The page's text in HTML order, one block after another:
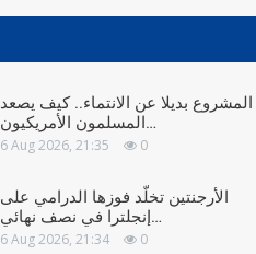
المشروع بديلا عن الانتماء.. كيف يصعد
المسلمون الأمريكيون…
6 Aug 2026, 21:35 0
الأرجنتين تخلّد فوزها الدرامي على
إنجلترا في نصف نهائي…
6 Aug 2026, 21:34 0